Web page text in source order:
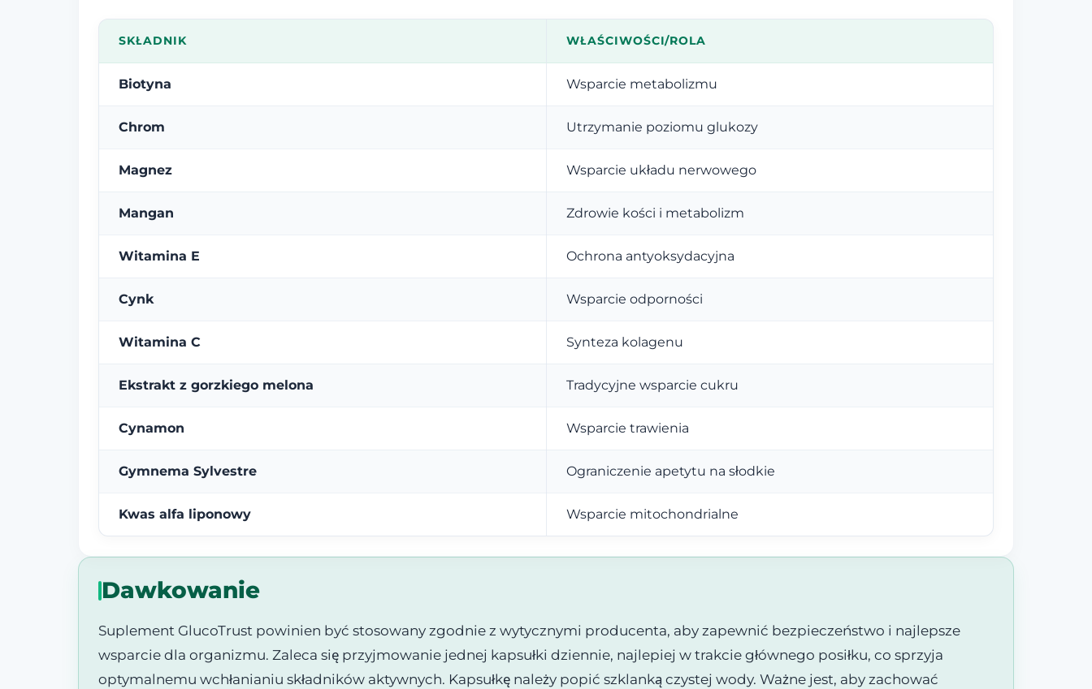
SKŁADNIK WŁAŚCIWOŚCI/ROLA
Biotyna Wsparcie metabolizmu
Chrom Utrzymanie poziomu glukozy
Magnez Wsparcie układu nerwowego
Mangan Zdrowie kości i metabolizm
Witamina E Ochrona antyoksydacyjna
Cynk Wsparcie odporności
Witamina C Synteza kolagenu
Ekstrakt z gorzkiego melona Tradycyjne wsparcie cukru
Cynamon Wsparcie trawienia
Gymnema Sylvestre Ograniczenie apetytu na słodkie
Kwas alfa liponowy Wsparcie mitochondrialne
Dawkowanie
Suplement GlucoTrust powinien być stosowany zgodnie z wytycznymi producenta, aby zapewnić bezpieczeństwo i najlepsze
wsparcie dla organizmu. Zaleca się przyjmowanie jednej kapsułki dziennie, najlepiej w trakcie głównego posiłku, co sprzyja
optymalnemu wchłanianiu składników aktywnych. Kapsułkę należy popić szklanką czystej wody. Ważne jest, aby zachować